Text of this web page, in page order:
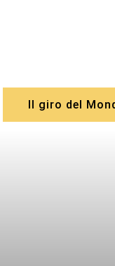
Il giro del